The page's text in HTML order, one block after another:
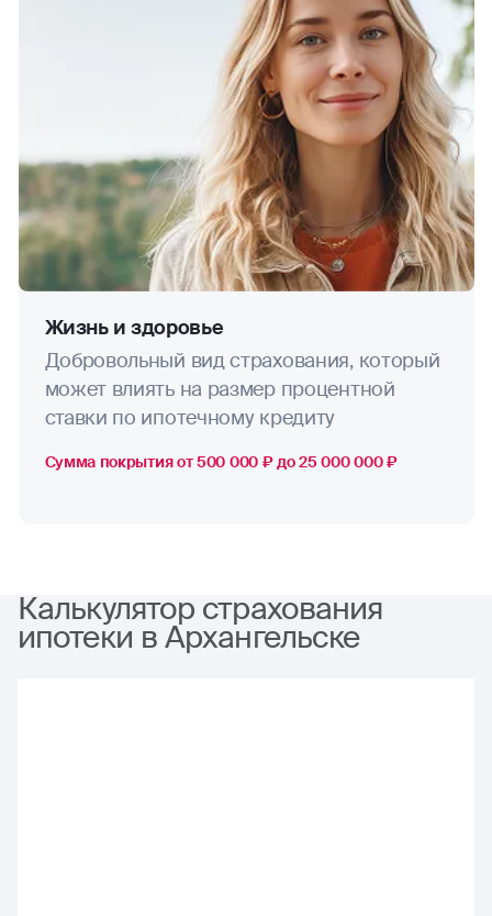
Жизнь и здоровье
Добровольный вид страхования, который
может влиять на размер процентной
ставки по ипотечному кредиту
Сумма покрытия от 500 000 ₽ до 25 000 000 ₽
Калькулятор страхования
ипотеки в Архангельске